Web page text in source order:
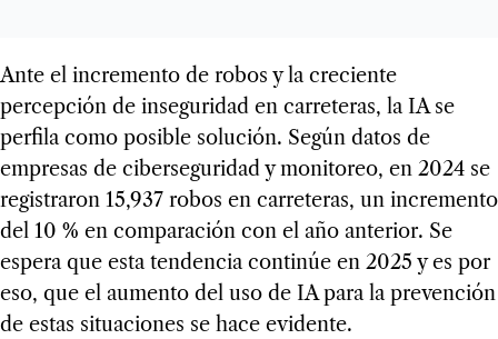
Ante el incremento de robos y la creciente
percepción de inseguridad en carreteras, la IA se
perfila como posible solución. Según datos de
empresas de ciberseguridad y monitoreo, en 2024 se
registraron 15,937 robos en carreteras, un incremento
del 10 % en comparación con el año anterior. Se
espera que esta tendencia continúe en 2025 y es por
eso, que el aumento del uso de IA para la prevención
de estas situaciones se hace evidente.